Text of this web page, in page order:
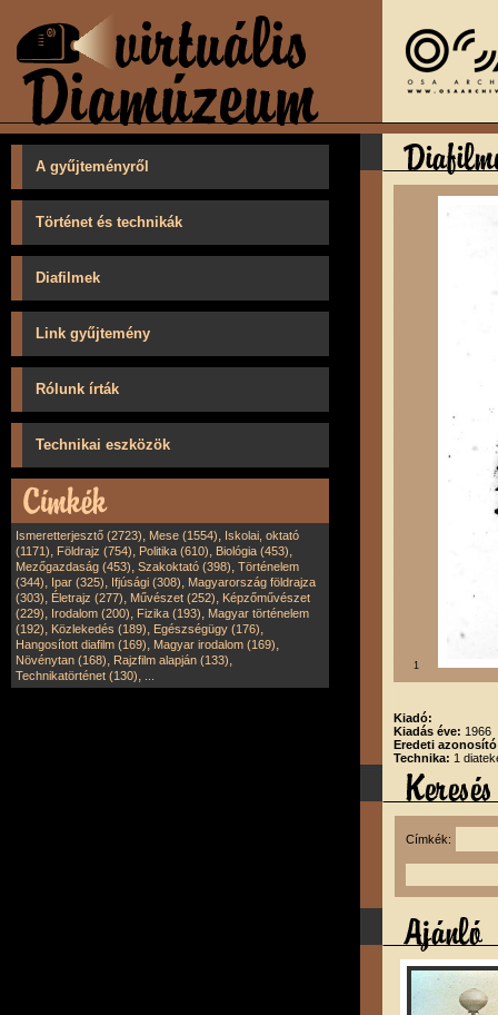
A gyűjteményről
Történet és technikák
Diafilmek
Link gyűjtemény
Rólunk írták
Technikai eszközök
Ismeretterjesztő (2723), Mese (1554), Iskolai, oktató
(1171), Földrajz (754), Politika (610), Biológia (453),
Mezőgazdaság (453), Szakoktató (398), Történelem
(344), Ipar (325), Ifjúsági (308), Magyarország földrajza
(303), Életrajz (277), Művészet (252), Képzőművészet
(229), Irodalom (200), Fizika (193), Magyar történelem
(192), Közlekedés (189), Egészségügy (176),
Hangosított diafilm (169), Magyar irodalom (169),
Növénytan (168), Rajzfilm alapján (133),
Technikatörténet (130),
1
Kiadó:
Kiadás éve: 1966
Eredeti
Technika: 1
Címkék: